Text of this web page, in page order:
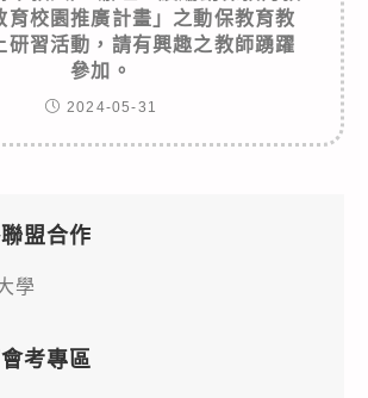
育校園推廣計畫」之動保教育教
研習活動，請有興趣之教師踴躍
參加。
2024-05-31
盟合作
學
考專區